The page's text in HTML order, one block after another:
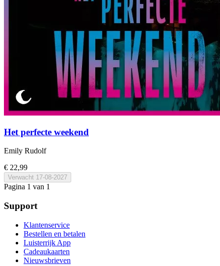
Het perfecte weekend
Emily Rudolf
€ 22,99
Verwacht 17-08-2027
Pagina 1 van 1
Support
Klantenservice
Bestellen en betalen
Luisterrijk App
Cadeaukaarten
Nieuwsbrieven